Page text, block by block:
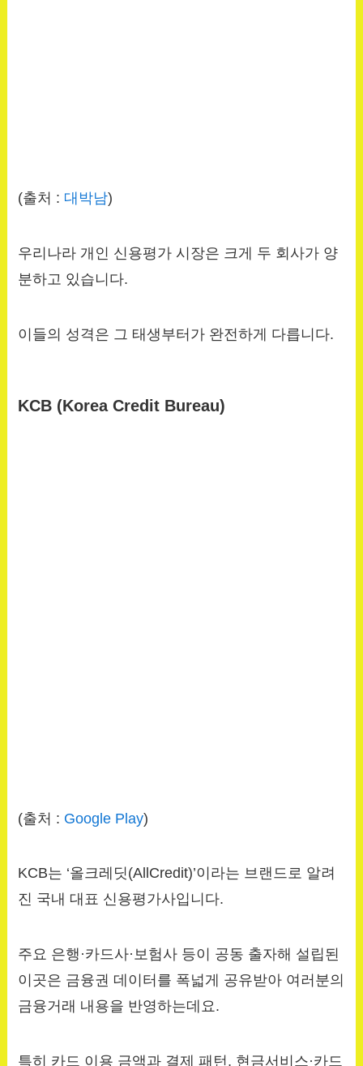
(출처 : 대박남)
우리나라 개인 신용평가 시장은 크게 두 회사가 양
분하고 있습니다.
이들의 성격은 그 태생부터가 완전하게 다릅니다.
KCB (Korea Credit Bureau)
(출처 : Google Play)
KCB는 ‘올크레딧(AllCredit)’이라는 브랜드로 알려
진 국내 대표 신용평가사입니다.
주요 은행·카드사·보험사 등이 공동 출자해 설립된
이곳은 금융권 데이터를 폭넓게 공유받아 여러분의
금융거래 내용을 반영하는데요.
특히 카드 이용 금액과 결제 패턴, 현금서비스·카드